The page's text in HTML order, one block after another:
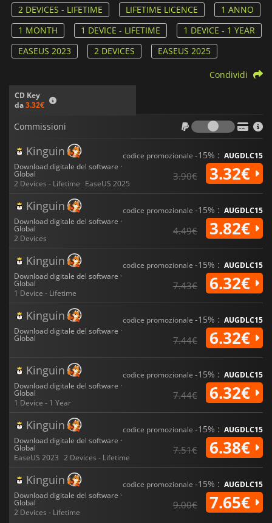
2 DEVICES - LIFETIME
LIFETIME LICENCE
1 ANNO
1 MONTH
1 DEVICE - LIFETIME
1 DEVICE - 1 YEAR
EASEUS 2023
2 DEVICES EASEUS 2025
CD Key
da3.32€
Condividi
Commissioni
Kinguin
Download digitale del software ·
Global
2 Devices - Lifetime EaseUS 2025
codice promozionale -15% : AUGDLC15
3.90€ 3.32€
Kinguin
Download digitale del software ·
Global
2 Devices
codice promozionale -15% : AUGDLC15
4.49€ 3.82€
Kinguin
Download digitale del software ·
Global
1 Device - Lifetime
codice promozionale -15% : AUGDLC15
7.43€ 6.32€
Kinguin
Download digitale del software ·
Global
codice promozionale -15% : AUGDLC15
7.44€ 6.32€
Kinguin
Download digitale del software ·
Global
1 Device - 1 Year
codice promozionale -15% : AUGDLC15
7.44€ 6.32€
Kinguin
Download digitale del software ·
Global
EaseUS 2023 2 Devices - Lifetime
codice promozionale -15% : AUGDLC15
7.51€ 6.38€
Kinguin
Download digitale del software ·
Global
2 Devices - Lifetime
codice promozionale -15% : AUGDLC15
9.00€ 7.65€